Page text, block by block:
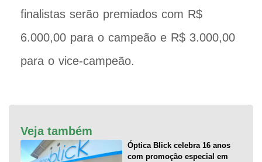
finalistas serão premiados com R$
6.000,00 para o campeão e R$ 3.000,00
para o vice-campeão.
Veja também
Óptica Blick celebra 16 anos
com promoção especial em